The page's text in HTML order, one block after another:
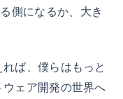
側になるか、大き
ば、僕らはもっと
ェア開発の世界へ